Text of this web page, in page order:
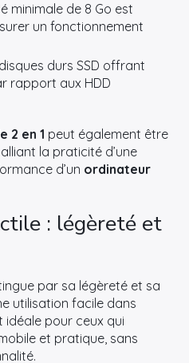
minimale de 8 Go est
un fonctionnement
durs SSD offrant
rapport aux HDD
2 en 1 peut également être
la praticité d’une
d’un ordinateur
: légèreté et
par sa légèreté et sa
utilisation facile dans
idéale pour ceux qui
et pratique, sans